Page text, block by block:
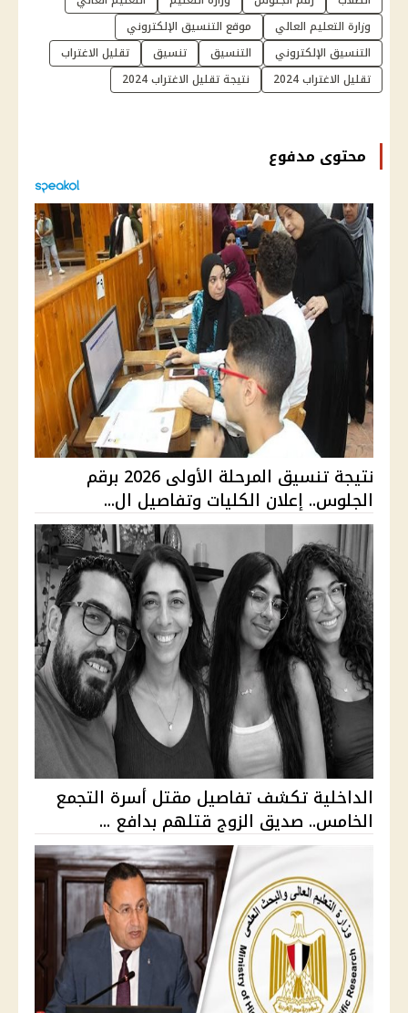
وزارة التعليم العالي
موقع التنسيق الإلكتروني
التنسيق الإلكتروني
التنسيق تنسيق
تقليل الاغتراب
تقليل الاغتراب 2024
نتيجة تقليل الاغتراب 2024
محتوى مدفوع
نتيجة تنسيق المرحلة الأولى 2026 برقم
الجلوس.. إعلان الكليات وتفاصيل ال...
الداخلية تكشف تفاصيل مقتل أسرة التجمع
الخامس.. صديق الزوج قتلهم بدافع ...